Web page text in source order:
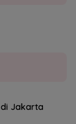
di Jakarta